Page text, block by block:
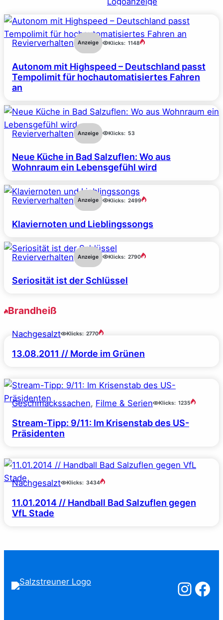
Revierverhalten Anzeige Klicks: 1148
Autonom mit Highspeed – Deutschland passt
Tempolimit für hochautomatisiertes Fahren
an
Revierverhalten Anzeige Klicks: 53
Neue Küche in Bad Salzuflen: Wo aus
Wohnraum ein Lebensgefühl wird
Revierverhalten Anzeige Klicks: 2499
Klaviernoten und Lieblingssongs
Revierverhalten Anzeige Klicks: 2790
Seriosität ist der Schlüssel
Brandheiß
Nachgesalzt Klicks: 2770
13.08.2011 // Morde im Grünen
Geschmackssachen, Filme & Serien Klicks: 1235
Stream-Tipp: 9/11: Im Krisenstab des US-
Präsidenten
Nachgesalzt Klicks: 3434
11.01.2014 // Handball Bad Salzuflen gegen
VfL Stade
Salzstreuner